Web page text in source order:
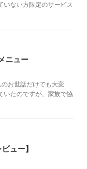
いない方限定のサービス
ニュー
お世話だけでも大変
いたのですが、家族で協
ュー】